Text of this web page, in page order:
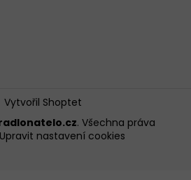
Vytvořil Shoptet
. Všechna práva
Upravit nastavení cookies